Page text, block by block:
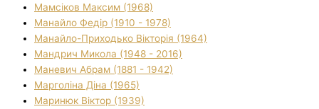
Мамсіков Максим (1968)
Манайло Федір (1910 - 1978)
Манайло-Приходько Вікторія (1964)
Мандрич Микола (1948 - 2016)
Маневич Абрам (1881 - 1942)
Марголіна Діна (1965)
Маринюк Віктор (1939)